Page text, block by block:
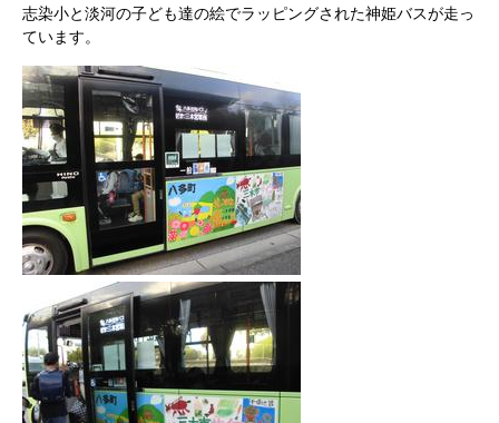
志染小と淡河の子ども達の絵でラッピングされた神姫バスが走っ
ています。